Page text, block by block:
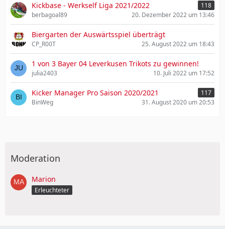
Kickbase - Werkself Liga 2021/2022
118
berbagoal89
20. Dezember 2022 um 13:46
Biergarten der Auswärtsspiel überträgt
CP_R00T 25. August 2022 um 18:43
1 von 3 Bayer 04 Leverkusen Trikots zu gewinnen!
julia2403 10. Juli 2022 um 17:52
Kicker Manager Pro Saison 2020/2021
117
BinWeg
31. August 2020 um 20:53
Moderation
Marion
Erleuchteter